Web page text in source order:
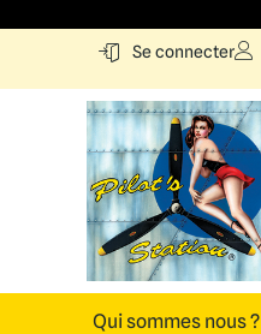
Se connecter
Qui sommes nous ?